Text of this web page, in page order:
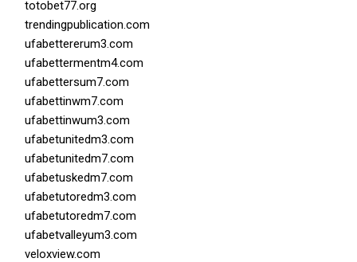
totobet77.org
trendingpublication.com
ufabettererum3.com
ufabettermentm4.com
ufabettersum7.com
ufabettinwm7.com
ufabettinwum3.com
ufabetunitedm3.com
ufabetunitedm7.com
ufabetuskedm7.com
ufabetutoredm3.com
ufabetutoredm7.com
ufabetvalleyum3.com
veloxview.com